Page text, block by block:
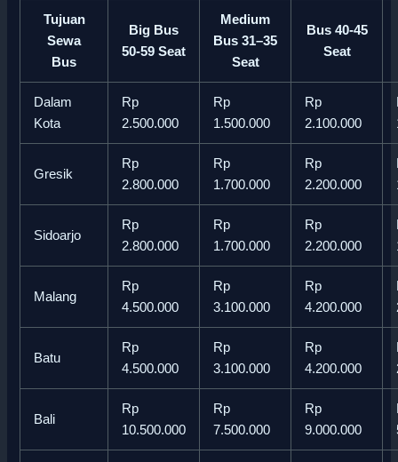
Tujuan
Sewa
Bus
Big Bus
50-59 Seat
Medium
Bus 31–35
Seat
Bus 40-45
Seat
Dalam
Kota
Rp
2.500.000
Rp
1.500.000
Rp
2.100.000
Gresik
Rp
2.800.000
Rp
1.700.000
Rp
2.200.000
Sidoarjo
Rp
2.800.000
Rp
1.700.000
Rp
2.200.000
Malang
Rp
4.500.000
Rp
3.100.000
Rp
4.200.000
Batu
Rp
4.500.000
Rp
3.100.000
Rp
4.200.000
Bali
Rp
10.500.000
Rp
7.500.000
Rp
9.000.000